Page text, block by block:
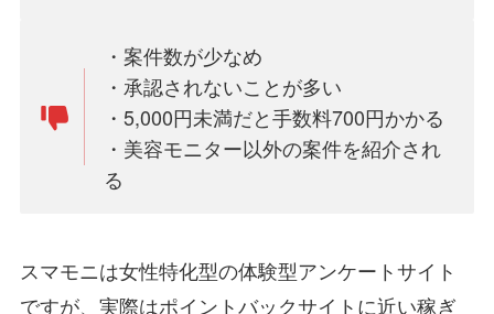
・案件数が少なめ
・承認されないことが多い
・5,000円未満だと手数料700円かかる
・美容モニター以外の案件を紹介され
る
スマモニは女性特化型の体験型アンケートサイト
ですが、実際はポイントバックサイトに近い稼ぎ